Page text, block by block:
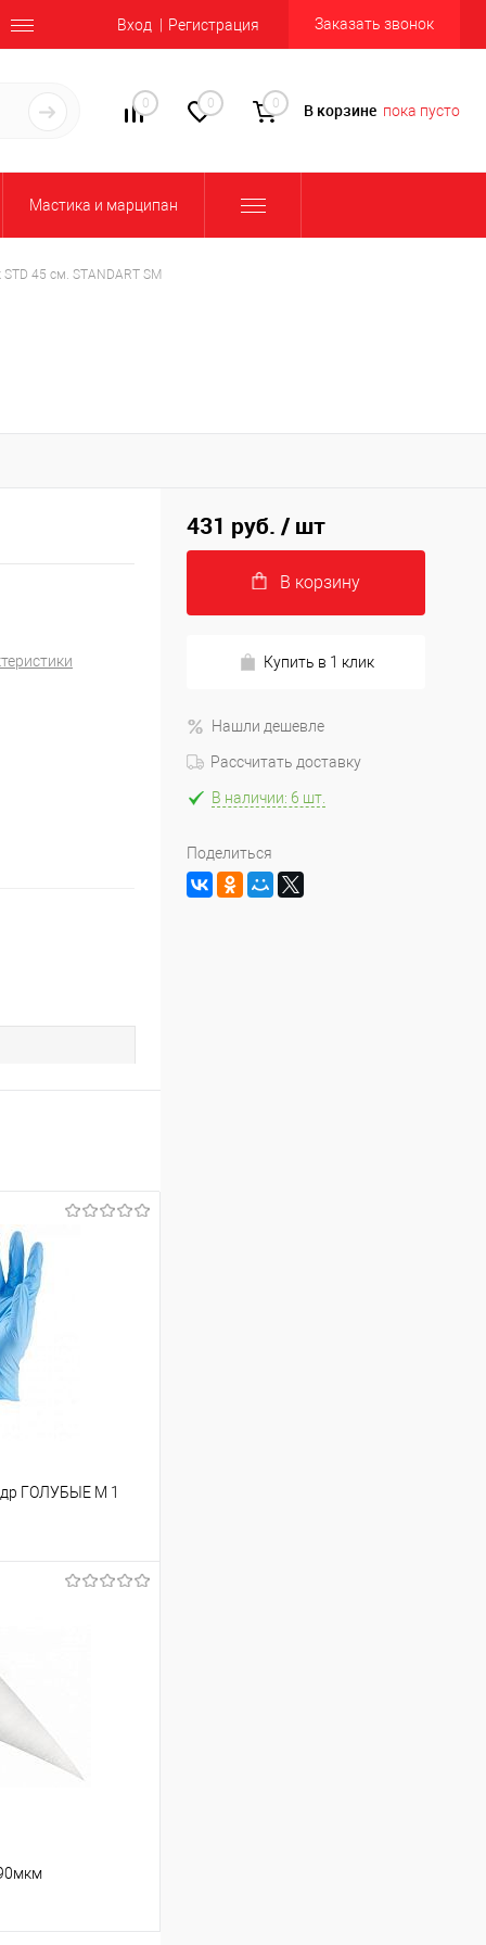
Вход Регистрация Заказать звонок
0 0 0 В корзине пока пусто
Мастика и марципан
45 см. STANDART SM
ГОЛУБЫЕ M 1
Сравнение
В наличии
431 руб. / шт
В корзину
Купить в 1 клик
Нашли дешевле
Рассчитать доставку
В наличии: 6 шт.
Поделиться